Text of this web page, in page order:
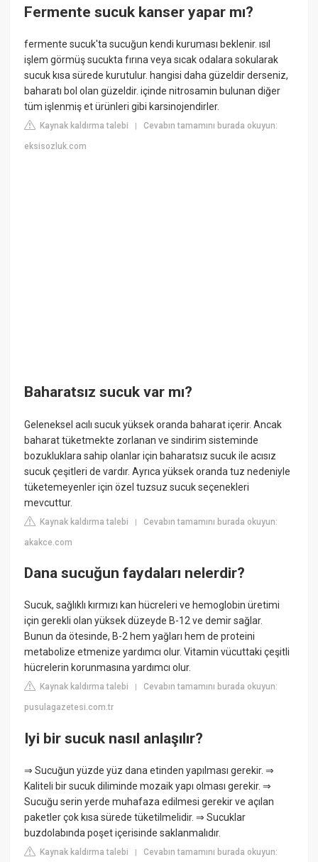
Fermente sucuk kanser yapar mı?
fermente sucuk'ta sucuğun kendi kuruması beklenir. ısıl
işlem görmüş sucukta fırına veya sıcak odalara sokularak
sucuk kısa sürede kurutulur. hangisi daha güzeldir derseniz,
baharatı bol olan güzeldir. içinde nitrosamin bulunan diğer
tüm işlenmiş et ürünleri gibi karsinojendirler.
Kaynak kaldırma talebi |Cevabın tamamını burada okuyun:
eksisozluk.com
Baharatsız sucuk var mı?
Geleneksel acılı sucuk yüksek oranda baharat içerir. Ancak
baharat tüketmekte zorlanan ve sindirim sisteminde
bozukluklara sahip olanlar için baharatsız sucuk ile acısız
sucuk çeşitleri de vardır. Ayrıca yüksek oranda tuz nedeniyle
tüketemeyenler için özel tuzsuz sucuk seçenekleri
mevcuttur.
Kaynak kaldırma talebi |Cevabın tamamını burada okuyun:
akakce.com
Dana sucuğun faydaları nelerdir?
Sucuk, sağlıklı kırmızı kan hücreleri ve hemoglobin üretimi
için gerekli olan yüksek düzeyde B-12 ve demir sağlar.
Bunun da ötesinde, B-2 hem yağları hem de proteini
metabolize etmenize yardımcı olur. Vitamin vücuttaki çeşitli
hücrelerin korunmasına yardımcı olur.
Kaynak kaldırma talebi |Cevabın tamamını burada okuyun:
pusulagazetesi.com.tr
Iyi bir sucuk nasıl anlaşılır?
⇒ Sucuğun yüzde yüz dana etinden yapılması gerekir. ⇒
Kaliteli bir sucuk diliminde mozaik yapı olması gerekir. ⇒
Sucuğu serin yerde muhafaza edilmesi gerekir ve açılan
paketler çok kısa sürede tüketilmelidir. ⇒ Sucuklar
buzdolabında poşet içerisinde saklanmalıdır.
Kaynak kaldırma talebi |Cevabın tamamını burada okuyun: